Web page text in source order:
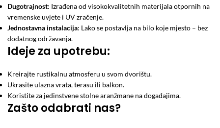
Dugotrajnost: Izrađena od visokokvalitetnih materijala otpornih na
vremenske uvjete i UV zračenje.
Jednostavna instalacija: Lako se postavlja na bilo koje mjesto – bez
dodatnog održavanja.
Ideje za upotrebu:
Kreirajte rustikalnu atmosferu u svom dvorištu.
Ukrasite ulazna vrata, terasu ili balkon.
Koristite za jedinstvene stolne aranžmane na događajima.
Zašto odabrati nas?